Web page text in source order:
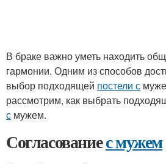
В браке важно уметь находить
гармонии. Одним из способов
выбор подходящей постели с
рассмотрим, как выбрать
с мужем.
Согласованиес мужем